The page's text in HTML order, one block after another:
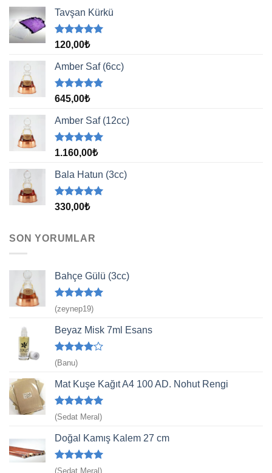
Tavşan Kürkü
5 üzerinden
aldı
120,00₺
Amber Saf (6cc)
5 üzerinden
aldı
645,00₺
Amber Saf (12cc)
5 üzerinden
aldı
1.160,00₺
Bala Hatun (3cc)
5 üzerinden
330,00₺
SON YORUMLAR
Bahçe Gülü (3cc)
5 üzerinden
5
oy aldı
(zeynep19)
Beyaz Misk 7ml Esans
5
üzerinden
4 oy aldı
(Banu)
Mat Kuşe Kağıt A4 100 AD. Nohut Rengi
5 üzerinden
5
(Sedat Meral)
Doğal Kamış Kalem 27 cm
5 üzerinden
(Sedat Meral)